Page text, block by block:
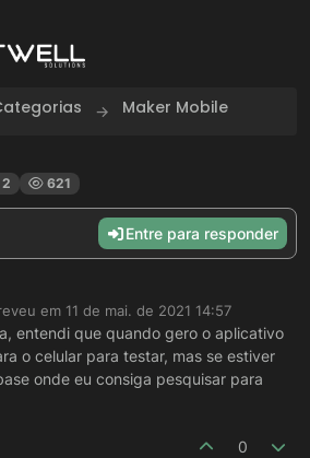
Maker Mobile
2 621
Entre para responder
em 11 de mai. de 2021 14:57
edição por
entendi que quando gero o aplicativo
o celular para testar, mas se estiver
onde eu consiga pesquisar para
0